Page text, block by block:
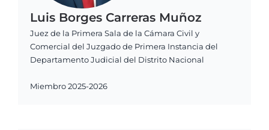
Luis Borges Carreras Muñoz
Juez de la Primera Sala de la Cámara Civil y
Comercial del Juzgado de Primera Instancia del
Departamento Judicial del Distrito Nacional
Miembro 2025-2026